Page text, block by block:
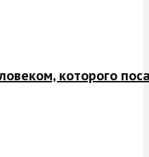
которого